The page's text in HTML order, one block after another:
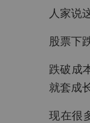
人家说
股票下
跌破成
就套成
现在很